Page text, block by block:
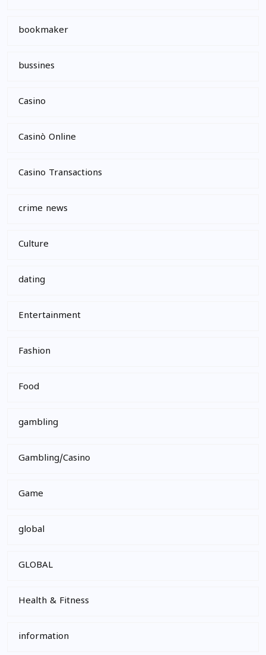
bookmaker
bussines
Casino
Casinò Online
Casino Transactions
crime news
Culture
dating
Entertainment
Fashion
Food
gambling
Gambling/Casino
Game
global
GLOBAL
Health & Fitness
information